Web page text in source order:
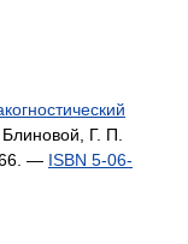
Г. П.
— ISBN 5-06-